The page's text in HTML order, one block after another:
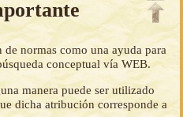
normas como una ayuda para
conceptual vía WEB.
manera puede ser utilizado
dicha atribución corresponde a